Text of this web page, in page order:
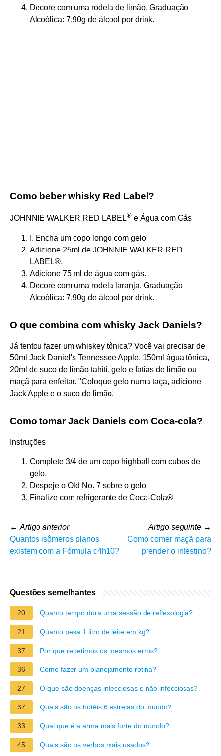
Decore com uma rodela de limão. Graduação
Alcoólica: 7,90g de álcool por drink.
Como beber whisky Red Label?
JOHNNIE WALKER RED LABEL® e Água com Gás
I. Encha um copo longo com gelo.
Adicione 25ml de JOHNNIE WALKER RED
LABEL®.
Adicione 75 ml de água com gás.
Decore com uma rodela laranja. Graduação
Alcoólica: 7,90g de álcool por drink.
O que combina com whisky Jack Daniels?
Já tentou fazer um whiskey tônica? Você vai precisar de
50ml Jack Daniel's Tennessee Apple, 150ml água tônica,
20ml de suco de limão tahiti, gelo e fatias de limão ou
maçã para enfeitar. "Coloque gelo numa taça, adicione
Jack Apple e o suco de limão.
Como tomar Jack Daniels com Coca-cola?
Instruções
Complete 3/4 de um copo highball com cubos de
gelo.
Despeje o Old No. 7 sobre o gelo.
Finalize com refrigerante de Coca-Cola®
← Artigo anterior
Quantos isômeros planos
existem com a Fórmula c4h10?
Artigo seguinte →
Como comer maçã para
prender o intestino?
Questões semelhantes
20 Quanto tempo dura uma sessão de reflexologia?
21 Quanto pesa 1 litro de leite em kg?
37 Por que repetimos os mesmos erros?
36 Como fazer um planejamento rotina?
27 O que são doenças infecciosas e não infecciosas?
37 Quais são os hotéis 6 estrelas do mundo?
33 Qual que é a arma mais forte do mundo?
45 Quais são os verbos mais usados?